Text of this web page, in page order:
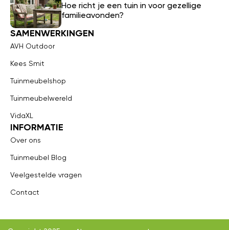
Hoe richt je een tuin in voor gezellige
familieavonden?
SAMENWERKINGEN
AVH Outdoor
Kees Smit
Tuinmeubelshop
Tuinmeubelwereld
VidaXL
INFORMATIE
Over ons
Tuinmeubel Blog
Veelgestelde vragen
Contact